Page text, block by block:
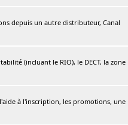
depuis un autre distributeur, Canal
(incluant le RIO), le DECT, la zone
à l'inscription, les promotions, une